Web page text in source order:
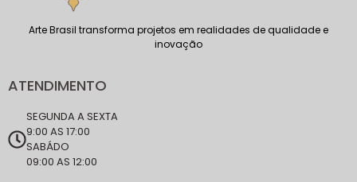
Arte Brasil transforma projetos em realidades de qualidade e
inovação
ATENDIMENTO
SEGUNDA A SEXTA
9:00 AS 17:00
SABÁDO
09:00 AS 12:00